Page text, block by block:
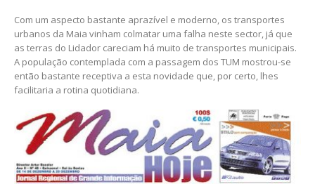
Com um aspecto bastante aprazível e moderno, os transportes
urbanos da Maia vinham colmatar uma falha neste sector, já que
as terras do Lidador careciam há muito de transportes municipais.
A população contemplada com a passagem dos TUM mostrou-se
então bastante receptiva a esta novidade que, por certo, lhes
facilitaria a rotina quotidiana.